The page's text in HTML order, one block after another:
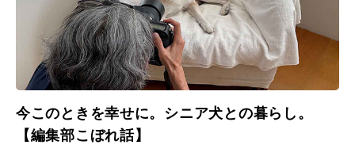
今このときを幸せに。シニア犬との暮らし。
【編集部こぼれ話】